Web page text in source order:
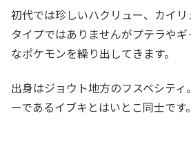
初代では珍しいハクリュー、カイ
タイプではありませんがプテラや
なポケモンを繰り出してきます。
出身はジョウト地方のフスベシテ
ーであるイブキとはいとこ同士です。